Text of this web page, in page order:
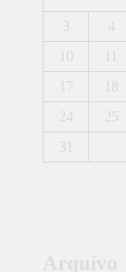
3
4
10
11
17
18
24
25
31